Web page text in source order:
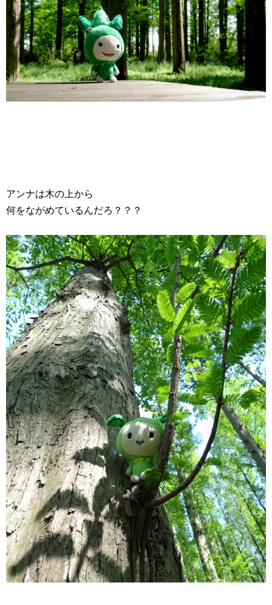
アンナは木の上から
何をながめているんだろ？？？